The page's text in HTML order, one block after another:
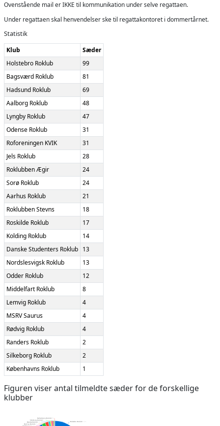
Ovenstående mail er IKKE til kommunikation under selve regattaen.
Under regattaen skal henvendelser ske til regattakontoret i dommertårnet.
Statistik
Klub
Sæder
Holstebro Roklub
99
Bagsværd Roklub
81
Hadsund Roklub
69
Aalborg Roklub
48
Lyngby Roklub
47
Odense Roklub
31
Roforeningen KVIK
31
Jels Roklub
28
Roklubben Ægir
24
Sorø Roklub
24
Aarhus Roklub
21
Roklubben Stevns
18
Roskilde Roklub
17
Kolding Roklub
14
Danske Studenters Roklub 13
Nordslesvigsk Roklub
13
Odder Roklub
12
Middelfart Roklub
8
Lemvig Roklub
4
MSRV Saurus
4
Rødvig Roklub
4
Randers Roklub
2
Silkeborg Roklub
2
Københavns Roklub
1
Figuren viser antal tilmeldte sæder for de forskellige
klubber
Holstebro Roklub
Rødvig Roklub
Randers Roklub
Silkeborg Roklub0%
Københavns Roklub